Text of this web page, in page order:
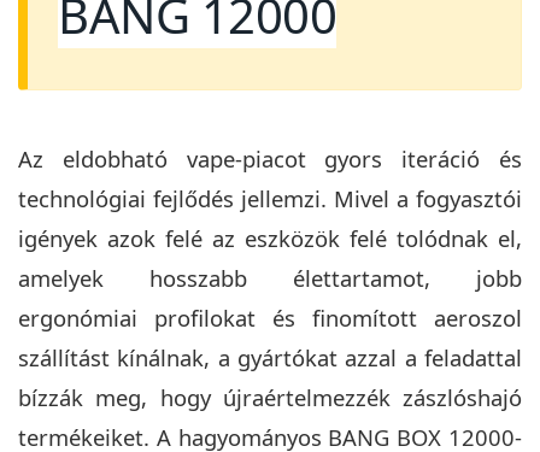
BANG 12000
Az eldobható vape-piacot gyors iteráció és
technológiai fejlődés jellemzi. Mivel a fogyasztói
igények azok felé az eszközök felé tolódnak el,
amelyek hosszabb élettartamot, jobb
ergonómiai profilokat és finomított aeroszol
szállítást kínálnak, a gyártókat azzal a feladattal
bízzák meg, hogy újraértelmezzék zászlóshajó
termékeiket. A hagyományos BANG BOX 12000-